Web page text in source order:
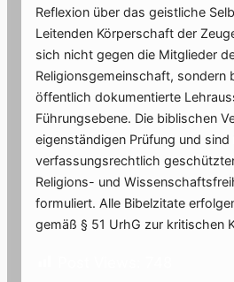
Reflexion über das geistliche
Leitenden Körperschaft der
sich nicht gegen die Mitglieder
Religionsgemeinschaft, sondern
öffentlich dokumentierte
Führungsebene. Die biblischen
eigenständigen Prüfung und sind
verfassungsrechtlich
Religions- und
formuliert. Alle Bibelzitate
gemäß § 51 UrhG zur kritischen